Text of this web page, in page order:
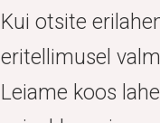
Kui otsite
eritellimusel
Leiame koos